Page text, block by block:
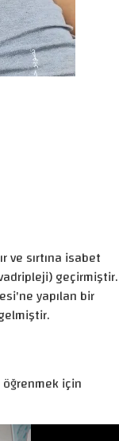
ve sırtına isabet
geçirmiştir.
yapılan bir
için